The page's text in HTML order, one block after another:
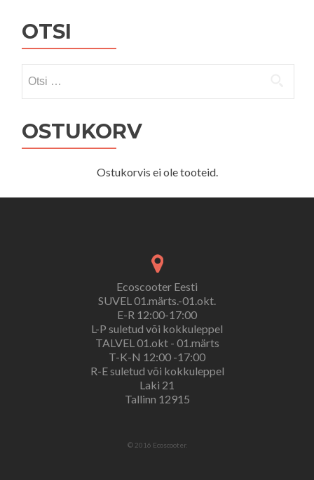
OTSI
OSTUKORV
Ostukorvis ei ole tooteid.
Ecoscooter Eesti
SUVEL 01.märts.-01.okt.
E-R 12:00-17:00
L-P suletud või kokkuleppel
TALVEL 01.okt - 01.märts
T-K-N 12:00 -17:00
R-E suletud või kokkuleppel
Laki 21
Tallinn 12915
© 2016 Ecoscooter.